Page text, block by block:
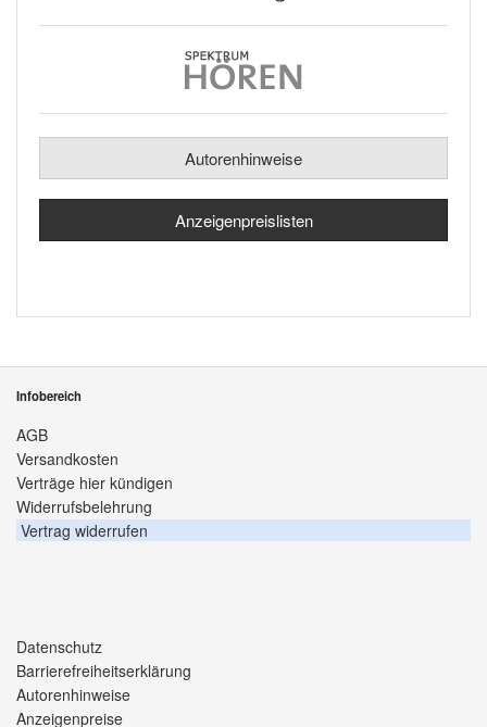
Autorenhinweise
Anzeigenpreislisten
Infobereich
AGB
Versandkosten
Verträge hier kündigen
Widerrufsbelehrung
Vertrag widerrufen
Datenschutz
Barrierefreiheitserklärung
Autorenhinweise
Anzeigenpreise